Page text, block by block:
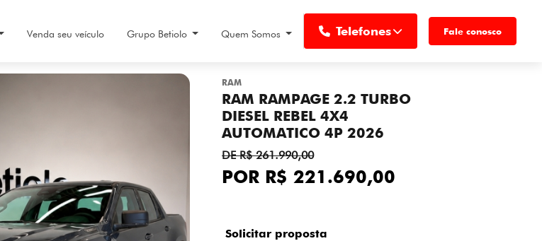
Venda seu veículo Grupo Betiolo Quem Somos Fale conosco
Telefones
RAM
RAM RAMPAGE 2.2 TURBO
DIESEL REBEL 4X4
AUTOMATICO 4P 2026
DE R$ 261.990,00
POR R$ 221.690,00
Solicitar proposta